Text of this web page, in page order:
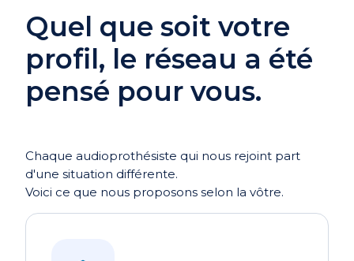
Quel que soit votre
profil, le réseau a été
pensé pour vous.
Chaque audioprothésiste qui nous rejoint part
d'une situation différente.
Voici ce que nous proposons selon la vôtre.